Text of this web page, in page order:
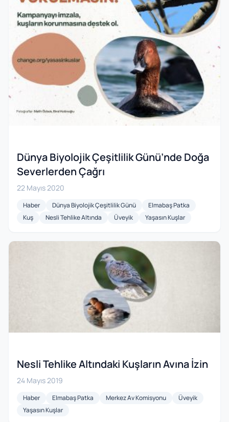
Dünya Biyolojik Çeşitlilik Günü’nde Doğa
Severlerden Çağrı
22 Mayıs 2020
Haber Dünya Biyolojik Çeşitlilik Günü
Elmabaş Patka
Kuş
Nesli Tehlike Altında Üveyik Yaşasın Kuşlar
Nesli Tehlike Altındaki Kuşların Avına İzin
24 Mayıs 2019
Haber Elmabaş Patka Merkez Av Komisyonu
Üveyik
Yaşasın Kuşlar